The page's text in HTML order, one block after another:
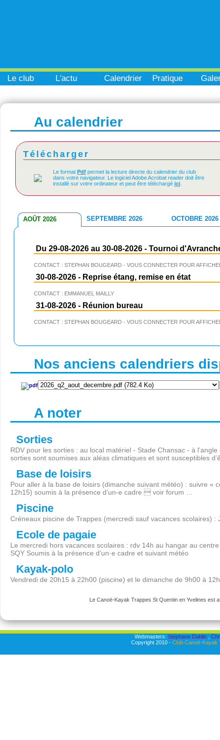
Le club L'actu Calendrier Pratique
Au calendrier
Télécharger
Le format Pdf permet la lecture directe du calendrier du club
dans votre navigateur. Le logiciel Adobe Acrobat reader doit être
installé sur votre ordinateur et peut être téléchargé ici
AOÛT 2026 SEPTEMBRE 2026 OCTOBRE 2026
Du 29-08-2026 au 30-08-2026 - Tournoi
CONTACT : STEPHAN BOUGEARD - VOUS CONNECTER POUR
30-08-2026 - Reprise étang, remise en état
CONTACT : EMMANUEL MAILLY
31-08-2026 - Réunion bureau
CONTACT : STEPHAN BOUGEARD - VOUS CONNECTER POUR
Nos anciens calendriers
A noter
Sorties
RDV pour les sorties : au local matériel - Stade Chansac - à
sorties sont soumises aux aléas climatiques et sont susceptibles
Base de loisirs
Pour aller à la base de loisirs (dimanche suivant météo) : suivre
12h15) soumis à la présence d’un-e cadre  voir forum …
Piscine
Créneaux piscine de Trappes (mercredi sauf vacances scolaires)
Ecole de pagaie
Le mercredi hors vacances scolaires : rdv 14h au hangar au
SQY Soumis à la présence d’un·e cadre et suivant météo
Kayak-polo
Vendredi de 20h15 à 22h00 (piscine) et le dimanche de 9h00 à
Le Canoë-Kayak Trappes St Quentin en Yvelines est
Webmasters: Stéphane Dablin,
Copyright 2010 - Club Canoë-Kayak